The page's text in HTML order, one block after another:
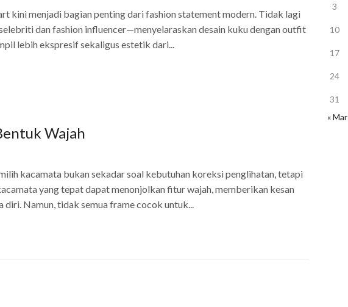
kini menjadi bagian penting dari fashion statement modern. Tidak lagi
dan fashion influencer—menyelaraskan desain kuku dengan outfit
lebih ekspresif sekaligus estetik dari...
Wajah
kacamata bukan sekadar soal kebutuhan koreksi penglihatan, tetapi
yang tepat dapat menonjolkan fitur wajah, memberikan kesan
Namun, tidak semua frame cocok untuk...
3
10
17
24
31
« Mar